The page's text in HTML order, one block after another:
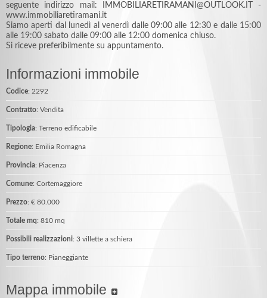
seguente indirizzo mail: IMMOBILIARETIRAMANI@OUTLOOK.IT -
www.immobiliaretiramani.it
Siamo aperti dal lunedì al venerdì dalle 09:00 alle 12:30 e dalle 15:00
alle 19:00 sabato dalle 09:00 alle 12:00 domenica chiuso.
Si riceve preferibilmente su appuntamento.
Informazioni immobile
Codice: 2292
Contratto: Vendita
Tipologia: Terreno edificabile
Regione: Emilia Romagna
Provincia: Piacenza
Comune: Cortemaggiore
Prezzo: € 80.000
Totale mq: 810 mq
Possibili realizzazioni: 3 villette a schiera
Tipo terreno: Pianeggiante
Mappa immobile